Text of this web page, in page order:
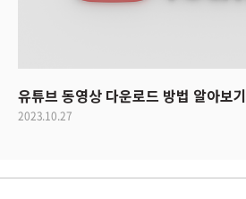
유튜브 동영상 다운로드 방법 알아보기
2023.10.27